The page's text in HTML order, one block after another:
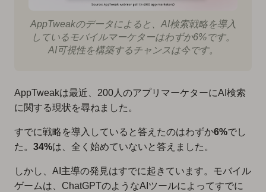
AppTweakのデータによると、AI検索戦略を導入
しているモバイルマーケターはわずか6%です。
AI可視性を構築するチャンスは今です。
AppTweakは最近、200人のアプリマーケターにAI検索
に関する現状を尋ねました。
すでに戦略を導入していると答えたのはわずか6%でし
た。 34%は、全く始めていないと答えました。
しかし、AI主導の発見はすでに起きています。モバイル
ゲームは、ChatGPTのようなAIツールによってすでに